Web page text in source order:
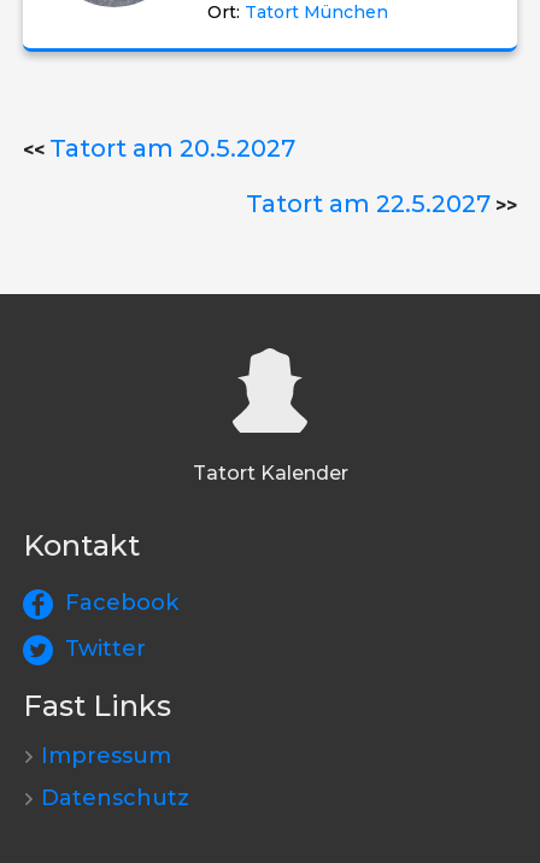
Ort: Tatort München
<< Tatort am 20.5.2027
Tatort am 22.5.2027 >>
Tatort Kalender
Kontakt
Facebook
Twitter
Fast Links
Impressum
Datenschutz